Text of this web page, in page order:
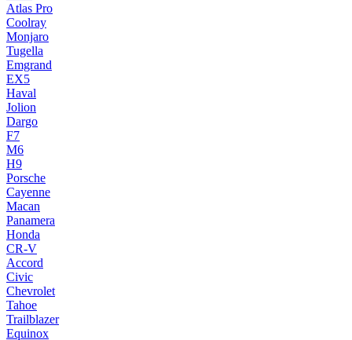
Atlas Pro
Coolray
Monjaro
Tugella
Emgrand
EX5
Haval
Jolion
Dargo
F7
M6
H9
Porsche
Cayenne
Macan
Panamera
Honda
CR-V
Accord
Civic
Chevrolet
Tahoe
Trailblazer
Equinox